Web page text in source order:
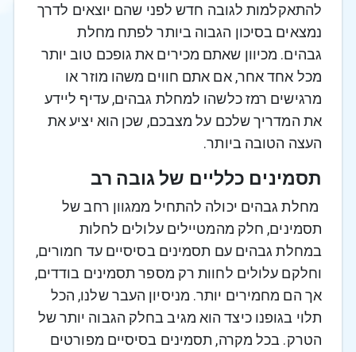
להתאקלמות לגובה חדש לפני שהם יוצאים לדרך
נמצאים בסיכון הגבוה ביותר לפתח מחלת
גבהים. מכיוון שאתם מכירים את גופכם טוב יותר
מכל אחד אחר, אם אתם חווים משהו מוזר או
מרגישים רמז כלשהו למחלת גבהים, עדיף ליידע
את המדריך שלכם על מצבכם, שכן הוא יציע את
העצה הטובה ביותר.
תסמינים כלליים של גובה רב
מחלת גבהים יכולה להתחיל ממגוון רחב של
תסמינים, חלק מהמטיילים עלולים לחלות
במחלת גבהים עם תסמינים בסיסיים עד חמורים,
וחלקם עלולים לחוות רק מספר תסמינים בודדים,
אך הם מחמירים יותר. מניסיון העבר שלנו, הכל
תלוי בגופנו כיצד הוא מגיב בחלק הגבוה יותר של
הטרק. בכל מקרה, תסמינים בסיסיים מפורטים